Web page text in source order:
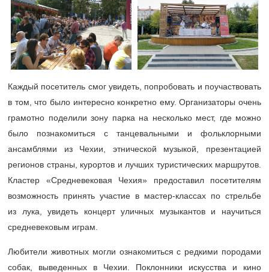
Каждый посетитель смог увидеть, попробовать и поучаствовать
в том, что было интересно конкретно ему. Организаторы очень
грамотно поделили зону парка на несколько мест, где можно
было познакомиться с танцевальными и фольклорными
ансамблями из Чехии, этнической музыкой, презентацией
регионов страны, курортов и лучших туристических маршрутов.
Кластер «Средневековая Чехия» предоставил посетителям
возможность принять участие в мастер-классах по стрельбе
из лука, увидеть концерт уличных музыкантов и научиться
средневековым играм.
Любители животных могли ознакомиться с редкими породами
собак, выведенных в Чехии. Поклонники искусства и кино